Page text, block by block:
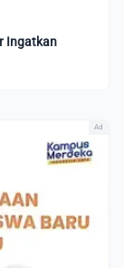
Ingatkan
Ad